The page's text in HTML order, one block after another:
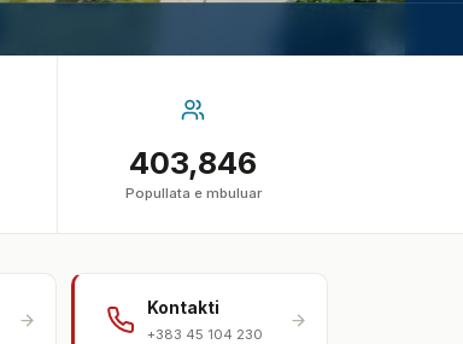
403,846
Popullata e mbuluar
Kontakti
+383 45 104 230